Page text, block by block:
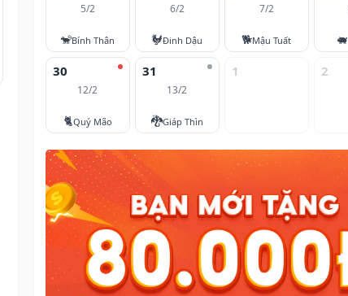
5/2
🐒Bính Thân
6/2
🐓Đinh Dậu
7/2
🐕Mậu Tuất 🐖
30
12/2
🐈Quý Mão
31
13/2
🐉Giáp Thìn
1 2